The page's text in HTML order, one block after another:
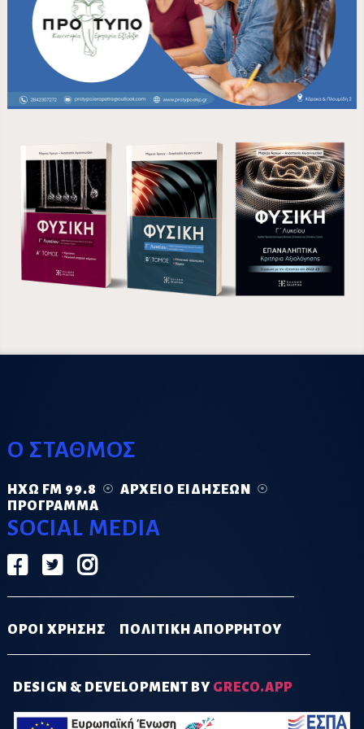
Ο ΣΤΑΘΜΟΣ
ΗΧΏ FM 99.8
ΑΡΧΕΊΟ ΕΙΔΉΣΕΩΝ
ΠΡΌΓΡΑΜΜΑ
SOCIAL MEDIA
ΟΡΟΙ ΧΡΗΣΗΣ ΠΟΛΙΤΙΚΗ ΑΠΟΡΡΗΤΟΥ
DESIGN & DEVELOPMENT BY GRECO.APP